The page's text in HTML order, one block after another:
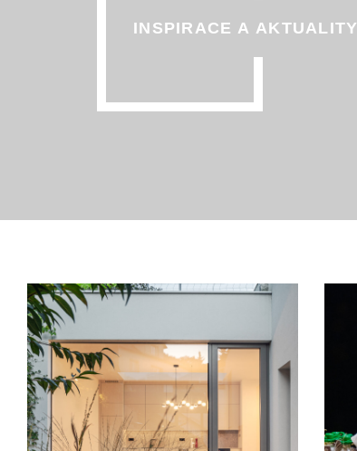
INSPIRACE A AKTUALITY